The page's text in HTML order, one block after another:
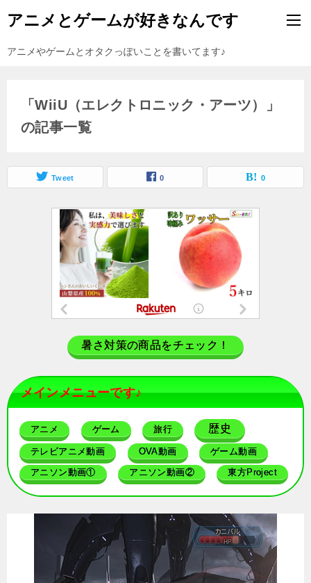
アニメとゲームが好きなんです
アニメやゲームとオタクっぽいことを書いてます♪
「WiiU（エレクトロニック・アーツ）」
の記事一覧
Tweet 0 0
暑さ対策の商品をチェック！
メインメニューです♪
アニメ ゲーム 旅行 歴史
テレビアニメ動画 OVA動画 ゲーム動画
アニソン動画① アニソン動画② 東方Project